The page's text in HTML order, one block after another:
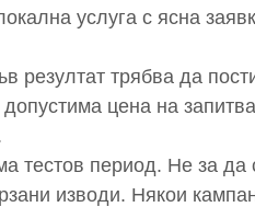
услуга с ясна
резултат трябва да
цена на
тестов период. Не за
изводи. Някои